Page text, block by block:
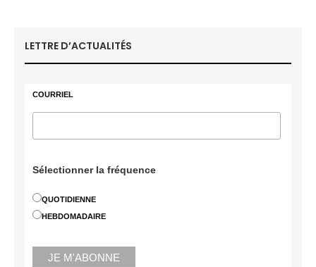
LETTRE D’ACTUALITÉS
COURRIEL
Sélectionner la fréquence
QUOTIDIENNE
HEBDOMADAIRE